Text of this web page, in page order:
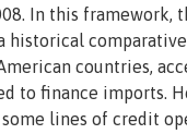
In this framework,
historical
countries,
to finance imports.
lines of credit